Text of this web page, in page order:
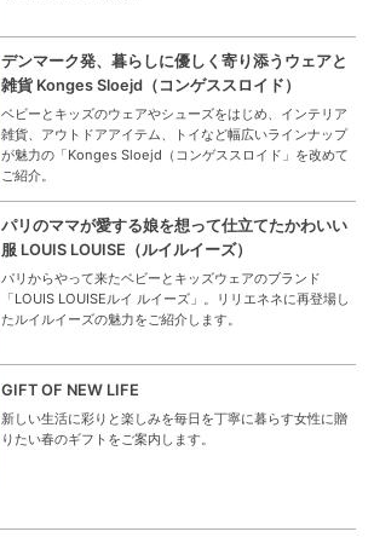
デンマーク発、暮らしに優しく寄り添うウェアと
雑貨 Konges Sloejd（コンゲススロイド）
ベビーとキッズのウェアやシューズをはじめ、インテリア
雑貨、アウトドアアイテム、トイなど幅広いラインナップ
が魅力の「Konges Sloejd（コンゲススロイド」を改めて
ご紹介。
パリのママが愛する娘を想って仕立てたかわいい
服 LOUIS LOUISE（ルイルイーズ）
パリからやって来たベビーとキッズウェアのブランド
「LOUIS LOUISEルイ ルイーズ」。リリエネネに再登場し
たルイルイーズの魅力をご紹介します。
GIFT OF NEW LIFE
新しい生活に彩りと楽しみを毎日を丁寧に暮らす女性に贈
りたい春のギフトをご案内します。